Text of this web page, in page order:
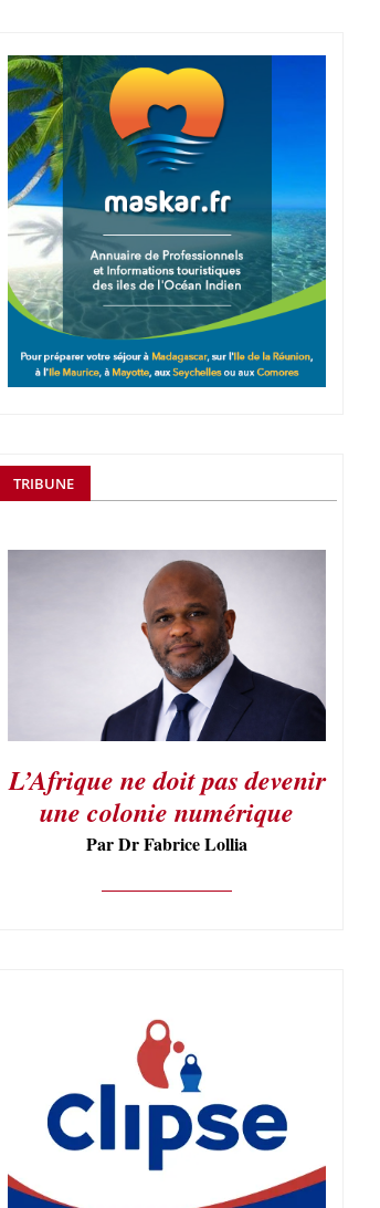
TRIBUNE
L’Afrique ne doit pas devenir
une colonie numérique
Par Dr Fabrice Lollia